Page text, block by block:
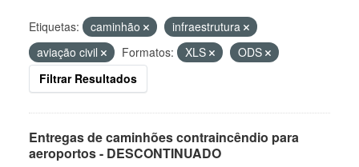
Etiquetas: caminhão
infraestrutura
aviação civil
Formatos: XLS
ODS
Filtrar Resultados
Entregas de caminhões contraincêndio para
aeroportos - DESCONTINUADO